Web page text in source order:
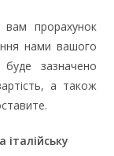
прорахунок
нами вашого
зазначено
а також